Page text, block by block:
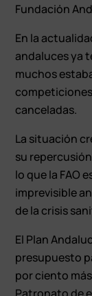
Fundación
En la
andaluces ya
muchos
canceladas.
La situación
su
lo que la FAO
imprevisible
de la crisis
El Plan
presupuesto
por ciento